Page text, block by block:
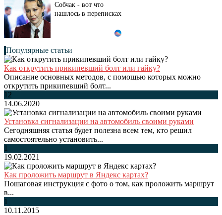
Собчак - вот что
нашлось в переписках
Популярные статьи
Как открутить прикипевший болт или гайку?
Описание основных методов, с помощью которых можно
открутить прикипевший болт...
12
14.06.2020
Установка сигнализации на автомобиль своими руками
Сегодняшняя статья будет полезна всем тем, кто решил
самостоятельно установить...
1
19.02.2021
Как проложить маршрут в Яндекс картах?
Пошаговая инструкция с фото о том, как проложить маршрут
в...
1
10.11.2015